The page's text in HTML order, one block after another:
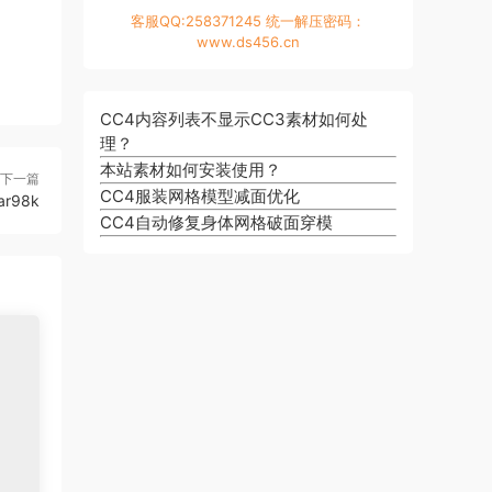
下一篇
客服QQ:258371245 统一解压密码：
www.ds456.cn
CC4内容列表不显示CC3素材如何处
理？
本站素材如何安装使用？
CC4服装网格模型减面优化
CC4自动修复身体网格破面穿模